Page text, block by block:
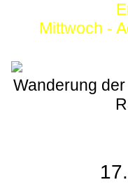
Mittwoch -
Wanderung